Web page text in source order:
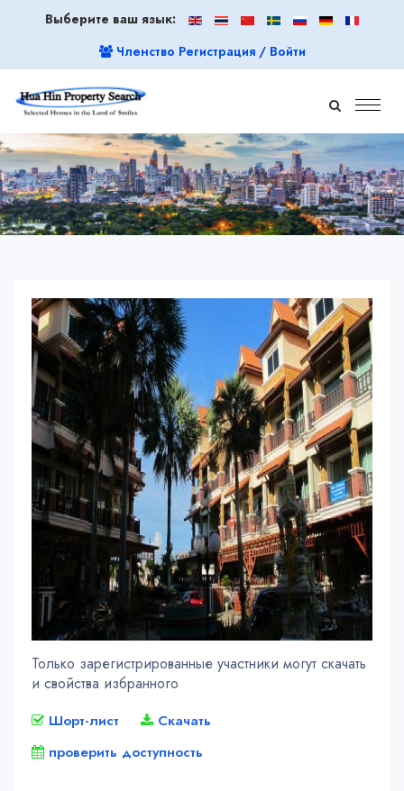
Выберите ваш язык:
Членство Регистрация / Войти
Только зарегистрированные участники могут скачать
и свойства избранного
Шорт-лист
Скачать
проверить доступность